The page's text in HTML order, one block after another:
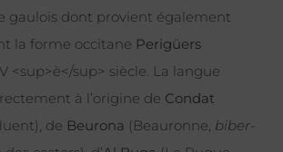
gaulois dont provient également
la forme occitane Perigüers
<sup>è</sup> siècle. La langue
à l’origine de Condat
de Beurona (Beauronne, biber-